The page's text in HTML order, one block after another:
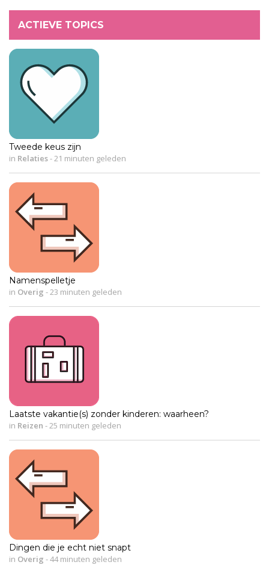
ACTIEVE TOPICS
Tweede keus zijn
in Relaties- 21 minuten geleden
Namenspelletje
in Overig - 23 minuten geleden
Laatste vakantie(s) zonder kinderen: waarheen?
in Reizen - 25 minuten geleden
Dingen die je echt niet snapt
in Overig -44 minuten geleden